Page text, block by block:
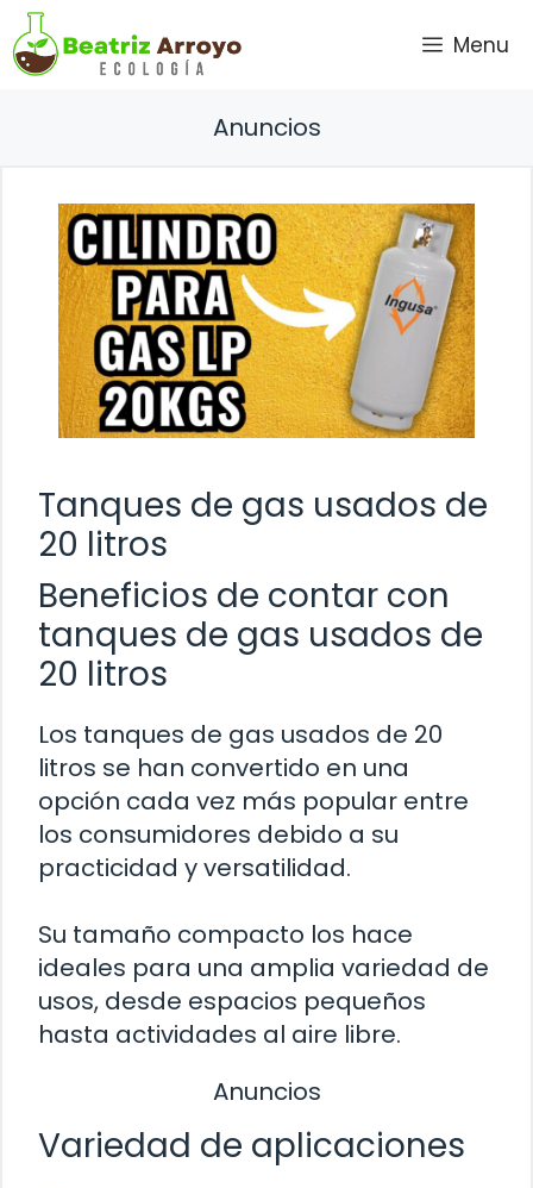
Saltar
al
contenido
Menu
Anuncios
Tanques de gas usados de
20 litros
Beneficios de contar con
tanques de gas usados de
20 litros
Los tanques de gas usados de 20
litros se han convertido en una
opción cada vez más popular entre
los consumidores debido a su
practicidad y versatilidad.
Su tamaño compacto los hace
ideales para una amplia variedad de
usos, desde espacios pequeños
hasta actividades al aire libre.
Anuncios
Variedad de aplicaciones